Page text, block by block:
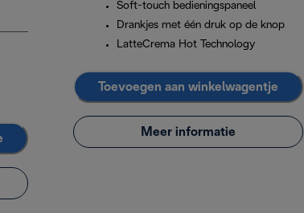
Soft-touch bedieningspaneel
Drankjes met één druk op de knop
LatteCrema Hot Technology
Toevoegen aan winkelwagentje
Meer informatie